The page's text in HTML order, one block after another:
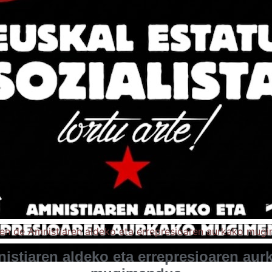
aldeko eta errepresioaren